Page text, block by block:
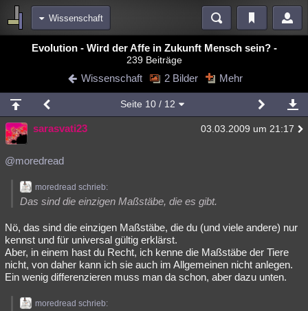
Wissenschaft
Bereiche
Blogs Videos
Chat Wiki Neuigkeiten
meine Rubriken
Menschen Wissenschaft Mystery Kriminalfälle
Spiritualität
Natur Umfragen
weitere Rubriken
Philosophie Träume Orte Esoterik Literatur
Astronomie Helpdesk Gruppen Gaming Filme
Musik Clash Verbesserungen Allmystery English
Übersichten
Evolution - Wird der Affe in Zukunft Mensch sein? -
239 Beiträge
Wissenschaft 2 Bilder Mehr
Seite 10/ 12
sarasvati23 03.03.2009 um 21:17
@moredread
moredread schrieb:
Das sind die einzigen Maßstäbe, die es gibt.
Nö, das sind die einzigen Maßstäbe, die du (und viele andere) nur
kennst und für universal gültig erklärst.
Aber, in einem hast du Recht, ich kenne die Maßstäbe der Tiere
nicht, von daher kann ich sie auch im Allgemeinen nicht anlegen.
Ein wenig differenzieren muss man da schon, aber dazu unten.
moredread schrieb: